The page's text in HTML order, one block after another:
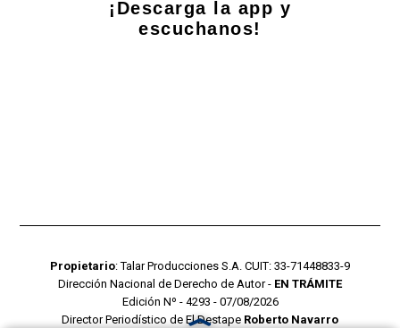
¡Descarga la app y
escuchanos!
Propietario: Talar Producciones S.A. CUIT: 33-71448833-9
Dirección Nacional de Derecho de Autor - EN TRÁMITE
Edición Nº - 4293 - 07/08/2026
Director Periodístico de El Destape Roberto Navarro